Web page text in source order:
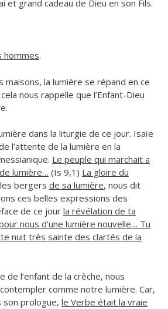
et grand cadeau de Dieu en son Fils.
hommes.
maisons, la lumière se répand en ce
nous rappelle que l’Enfant-Dieu
dans la liturgie de ce jour. Isaïe
l’attente de la lumière en la
Le peuple qui marchait a
lumière… (Is 9,1) La gloire du
les bergers de sa lumière, nous dit
ces belles expressions des
de ce jourla révélation de ta
nous d’une lumière nouvelle… Tu
nuit très sainte des clartés de la
l’enfant de la crèche, nous
comme notre lumière. Car,
son prologue, le Verbe était la vraie